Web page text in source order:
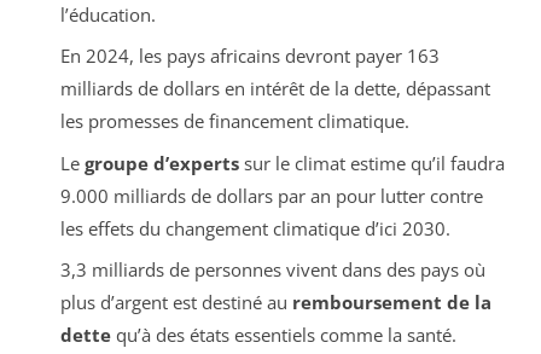
l’éducation.
En 2024, les pays africains devront payer 163
milliards de dollars en intérêt de la dette, dépassant
les promesses de financement climatique.
Le groupe d’expertssur le climat estime qu’il faudra
9.000 milliards de dollars par an pour lutter contre
les effets du changement climatique d’ici 2030.
3,3 milliards de personnes vivent dans des pays où
plus d’argent est destiné au remboursement de la
dettequ’à des états essentiels comme la santé.